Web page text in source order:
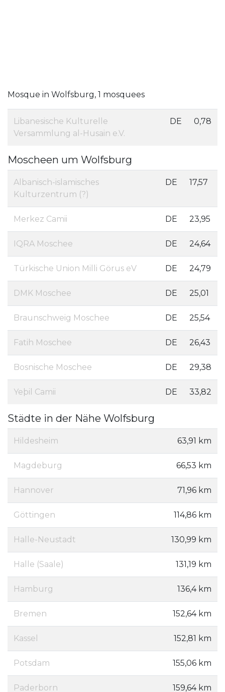
Mosque in Wolfsburg, 1 mosquees
Libanesische Kulturelle
Versammlung al-Husain e.V.
DE 0,78
Moscheen um Wolfsburg
Albanisch-islamisches
Kulturzentrum (?)
DE 17,57
Merkez Camii DE 23,95
IQRA Moschee DE 24,64
Türkische Union Milli Görus eV DE 24,79
DMK Moschee DE 25,01
Braunschweig Moschee DE 25,54
Fatih Moschee DE 26,43
Bosnische Moschee DE 29,38
Yeþil Camii DE 33,82
Städte in der Nähe Wolfsburg
Hildesheim 63,91 km
Magdeburg 66,53 km
Hannover 71,96 km
Göttingen 114,86 km
Halle-Neustadt 130,99 km
Halle (Saale) 131,19 km
Hamburg 136,4 km
Bremen 152,64 km
Kassel 152,81 km
Potsdam 155,06 km
Paderborn 159,64 km